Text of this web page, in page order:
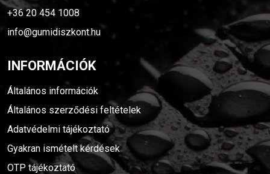
+36 20 454 1008
info@gumidiszkont.hu
INFORMÁCIÓK
Általános információk
Általános szerződési feltételek
Adatvédelmi tájékoztató
Gyakran ismételt kérdések
OTP tájékoztató